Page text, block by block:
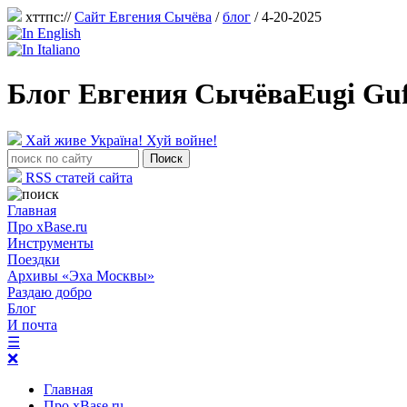
хттпс://Сайт Евгения Сычёва /блог / 4-20-2025
Блог Евгения СычёваEugi
Хай живе Україна! Хуй войне!
RSS статей сайта
Главная
Про xBase.ru
Инструменты
Поездки
Архивы «Эха Москвы»
Раздаю добро
Блог
И почта
☰
❌
Главная